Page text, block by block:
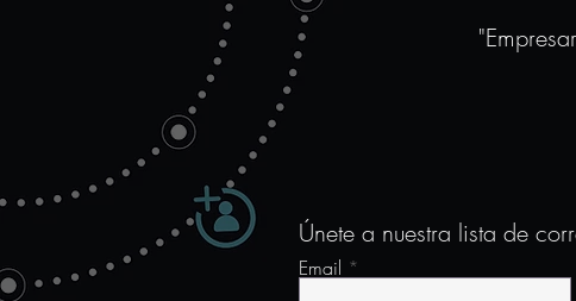
Únete a nuestra lista de
Email